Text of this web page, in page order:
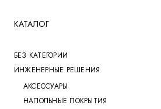
КАТАЛОГ
БЕЗ КАТЕГОРИИ
ИНЖЕНЕРНЫЕ РЕШЕНИЯ
АКСЕССУАРЫ
НАПОЛЬНЫЕ ПОКРЫТИЯ